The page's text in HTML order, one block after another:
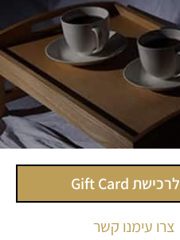
לרכישת Gift Card
צרו עימנו קשר